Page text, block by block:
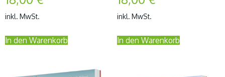
inkl. MwSt.
In den Warenkorb
inkl. MwSt.
In den Warenkorb